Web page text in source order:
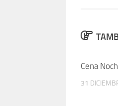
Cena
31